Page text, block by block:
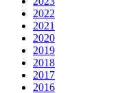
2022
2021
2020
2019
2018
2017
2016